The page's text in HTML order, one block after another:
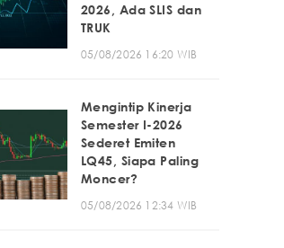
2026, Ada SLIS dan
TRUK
05/08/2026 16:20 WIB
Mengintip Kinerja
Semester I-2026
Sederet Emiten
LQ45, Siapa Paling
Moncer?
05/08/2026 12:34 WIB